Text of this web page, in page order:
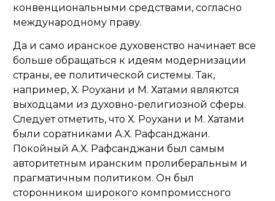
конвенциональными средствами, согласно
международному праву.
Да и само иранское духовенство начинает все
больше обращаться к идеям модернизации
страны, ее политической системы. Так,
например, Х. Роухани и М. Хатами являются
выходцами из духовно-религиозной сферы.
Следует отметить, что Х. Роухани и М. Хатами
были соратниками А.Х. Рафсанджани.
Покойный А.Х. Рафсанджани был самым
авторитетным иранским пролиберальным и
прагматичным политиком. Он был
сторонником широкого компромиссного